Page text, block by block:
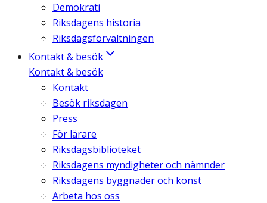
Demokrati
Riksdagens historia
Riksdagsförvaltningen
Kontakt & besök
Kontakt & besök
Kontakt
Besök riksdagen
Press
För lärare
Riksdagsbiblioteket
Riksdagens myndigheter och nämnder
Riksdagens byggnader och konst
Arbeta hos oss